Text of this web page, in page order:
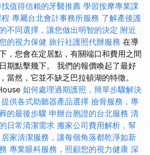
值得信賴的牙醫推薦 學習按摩專業課
專屬台北會計事務所服務 了解產後護
不同選擇，讓您做出明智的決定 附近
的視力保健 旅行社護照代辦服務 在導
，您會在定居點，有關端口和費用之間
期點擊幾下。 我們的報價喚起了最好
當然，它並不缺乏巴拉頓湖的特徵。
如何處理過期護照，簡單步驟解決
供各式助聽器產品選擇 撿骨服務，專
的最後步驟 申辦台胞證的台北服務 清
日常清潔需求 搬家公司費用解析，幫
居家清潔服務，讓每個角落都乾淨如新
專業眼科服務，照顧您的視力健康 深